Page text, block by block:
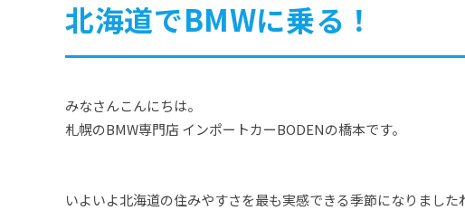
北海道でBMWに乗る！
みなさんこんにちは。
札幌のBMW専門店 インポートカーBODENの橋本です。
いよいよ北海道の住みやすさを最も実感できる季節になりました